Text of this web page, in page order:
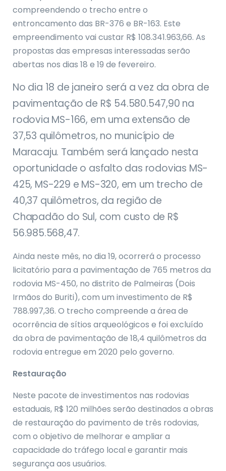
compreendendo o trecho entre o
entroncamento das BR-376 e BR-163. Este
empreendimento vai custar R$ 108.341.963,66. As
propostas das empresas interessadas serão
abertas nos dias 18 e 19 de fevereiro.
No dia 18 de janeiro será a vez da obra de
pavimentação de R$ 54.580.547,90 na
rodovia MS-166, em uma extensão de
37,53 quilômetros, no município de
Maracaju. Também será lançado nesta
oportunidade o asfalto das rodovias MS-
425, MS-229 e MS-320, em um trecho de
40,37 quilômetros, da região de
Chapadão do Sul, com custo de R$
56.985.568,47.
Ainda neste mês, no dia 19, ocorrerá o processo
licitatório para a pavimentação de 765 metros da
rodovia MS-450, no distrito de Palmeiras (Dois
Irmãos do Buriti), com um investimento de R$
788.997,36. O trecho compreende a área de
ocorrência de sítios arqueológicos e foi excluído
da obra de pavimentação de 18,4 quilômetros da
rodovia entregue em 2020 pelo governo.
Restauração
Neste pacote de investimentos nas rodovias
estaduais, R$ 120 milhões serão destinados a obras
de restauração do pavimento de três rodovias,
com o objetivo de melhorar e ampliar a
capacidade do tráfego local e garantir mais
segurança aos usuários.